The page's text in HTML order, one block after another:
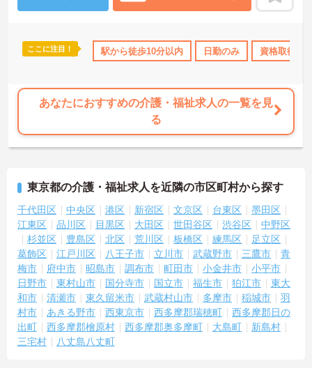
ポート 研修制度あり 産休･育休･介護休暇取得実績あり 高収
め、手書き書類の作成に追われることはありません。事務作業が効
アパス＞訪問介護のため夜勤がなく、完全週休2日制で生活リズムを
整えながら働けます。現場のプロとして極める道、マネジメント職
ここに注目！ 駅から徒歩10分以内 日勤のみ 資格取得サ
あなたにおすすめの介護・福祉求人の一覧を見
る
東京都の介護・福祉求人を近隣の市区町村から探す
千代田区 中央区 港区 新宿区 文京区 台東区
墨田区
江東区
品川区 目黒区 大田区 世田谷区 渋谷区
中野区
杉並区
豊島区 北区 荒川区 板橋区 練馬区
足立区
葛飾区
江戸川区 八王子市 立川市 武蔵野市 三鷹市
青
梅市
府中市 昭島市 調布市 町田市 小金井市
小平市
日野市
東村山市 国分寺市 国立市 福生市 狛江市
東大
和市
清瀬市 東久留米市 武蔵村山市 多摩市 稲城市
羽
村市
あきる野市 西東京市 西多摩郡瑞穂町
西多摩郡日の
出町
西多摩郡檜原村 西多摩郡奥多摩町 大島町
新島村
三宅村
八丈島八丈町